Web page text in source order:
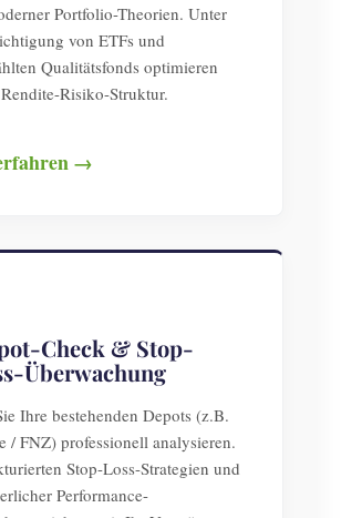
Portfolio-Theorien. Unter
von ETFs und
Qualitätsfonds optimieren
Risiko-Struktur.
→
Check & Stop-
Überwachung
Ihre bestehenden Depots (z.B.
/ FNZ) professionell analysieren.
Stop-Loss-Strategien und
Performance-